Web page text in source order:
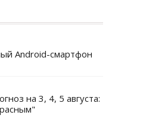
Android-смартфон
на 3, 4, 5 августа: